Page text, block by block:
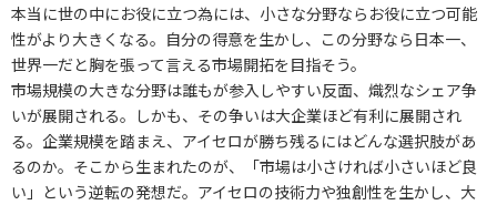
本当に世の中にお役に立つ為には、小さな分野ならお役に立つ可能
性がより大きくなる。自分の得意を生かし、この分野なら日本一、
世界一だと胸を張って言える市場開拓を目指そう。
市場規模の大きな分野は誰もが参入しやすい反面、熾烈なシェア争
いが展開される。しかも、その争いは大企業ほど有利に展開され
る。企業規模を踏まえ、アイセロが勝ち残るにはどんな選択肢があ
るのか。そこから生まれたのが、「市場は小さければ小さいほど良
い」という逆転の発想だ。アイセロの技術力や独創性を生かし、大